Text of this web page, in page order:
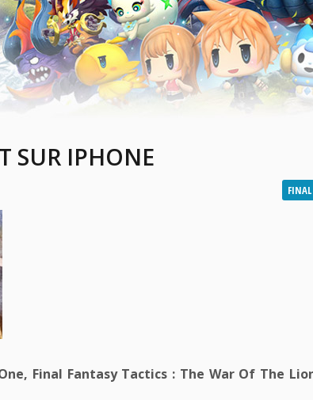
SUR IPHONE
Final Fantasy Tactics : The War Of The